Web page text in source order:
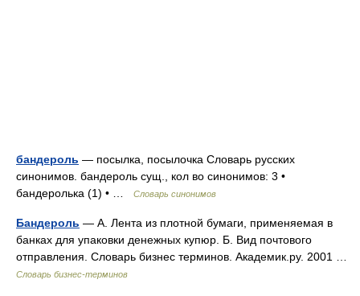
бандероль — посылка, посылочка Словарь русских
синонимов. бандероль сущ., кол во синонимов: 3 •
бандеролька (1) • …
Словарь синонимов
Бандероль — А. Лента из плотной бумаги, применяемая в
банках для упаковки денежных купюр. Б. Вид почтового
отправления. Словарь бизнес терминов. Академик.ру. 2001 …
Словарь бизнес-терминов